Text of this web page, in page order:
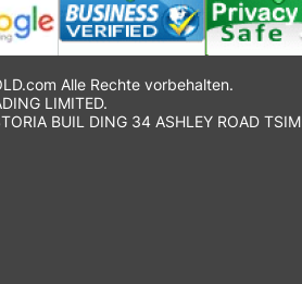
Alle Rechte vorbehalten.
LIMITED.
BUIL DING 34 ASHLEY ROAD TSIM